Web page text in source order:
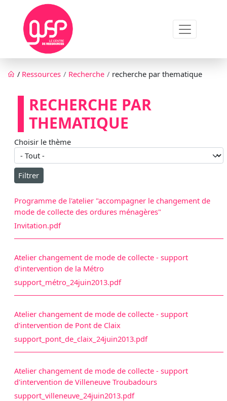
Aller au contenu principal
Fil d'Ariane
/ Ressources Recherche recherche par thematique
RECHERCHE PAR
THEMATIQUE
Choisir le thème
Programme de l'atelier "accompagner le changement de
mode de collecte des ordures ménagères"
Invitation.pdf
Atelier changement de mode de collecte - support
d'intervention de la Métro
support_métro_24juin2013.pdf
Atelier changement de mode de collecte - support
d'intervention de Pont de Claix
support_pont_de_claix_24juin2013.pdf
Atelier changement de mode de collecte - support
d'intervention de Villeneuve Troubadours
support_villeneuve_24juin2013.pdf